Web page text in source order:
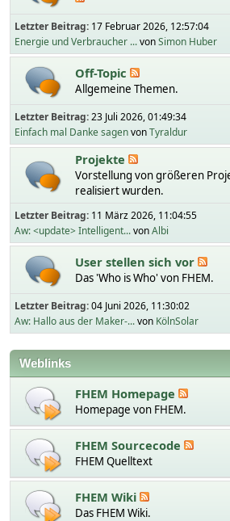
Letzter Beitrag: 17 Februar 2026, 12:57:04
Energie und Verbraucher ...vonSimon Huber
Off-Topic
Allgemeine Themen.
Letzter Beitrag:23 Juli 2026, 01:49:34
Einfach mal Danke sagenvonTyraldur
Projekte
Vorstellung von größeren
realisiert wurden.
Letzter Beitrag: 11 März 2026, 11:04:55
Aw: <update> Intelligent...vonAlbi
User stellen sich vor
Das 'Who is Who' von FHEM.
Letzter Beitrag:04 Juni 2026, 11:30:02
Aw: Hallo aus der Maker-...von KölnSolar
Weblinks
FHEM Homepage
Homepage von FHEM.
FHEM Sourcecode
FHEM Quelltext
FHEM Wiki
Das FHEM Wiki.